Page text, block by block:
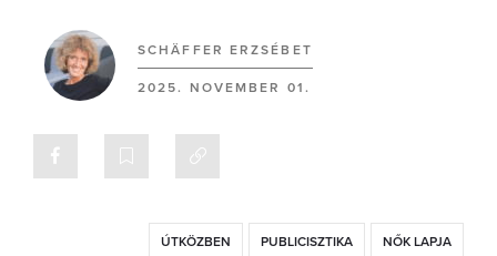
SCHÄFFER ERZSÉBET
2025. NOVEMBER 01.
ÚTKÖZBEN PUBLICISZTIKA NŐK LAPJA